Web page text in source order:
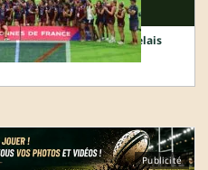
Lionnes du Stade Bordelais
Publicité